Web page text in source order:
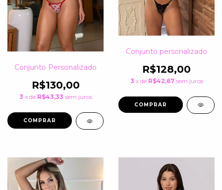
Conjunto Personalizado
R$130,00
3 x de R$43,33 sem juros
COMPRAR
Conjunto personalizado
R$128,00
3 x de R$42,67 sem juros
COMPRAR